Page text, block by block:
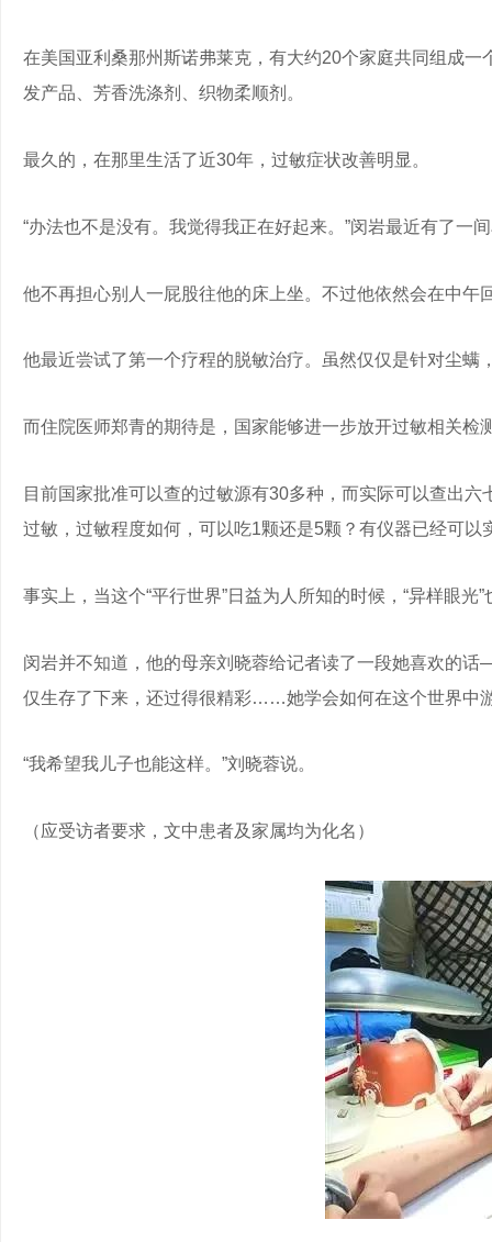
在美国亚利桑那州斯诺弗莱克，有大约20个家庭共同组成
发产品、芳香洗涤剂、织物柔顺剂。
最久的，在那里生活了近30年，过敏症状改善明显。
“办法也不是没有。我觉得我正在好起来。”闵岩最近有了一
他不再担心别人一屁股往他的床上坐。不过他依然会在中午
他最近尝试了第一个疗程的脱敏治疗。虽然仅仅是针对尘螨
而住院医师郑青的期待是，国家能够进一步放开过敏相关检
目前国家批准可以查的过敏源有30多种，而实际可以查出
过敏，过敏程度如何，可以吃1颗还是5颗？有仪器已经可以
事实上，当这个“平行世界”日益为人所知的时候，“异样眼光
闵岩并不知道，他的母亲刘晓蓉给记者读了一段她喜欢的
仅生存了下来，还过得很精彩……她学会如何在这个世界中
“我希望我儿子也能这样。”刘晓蓉说。
（应受访者要求，文中患者及家属均为化名）